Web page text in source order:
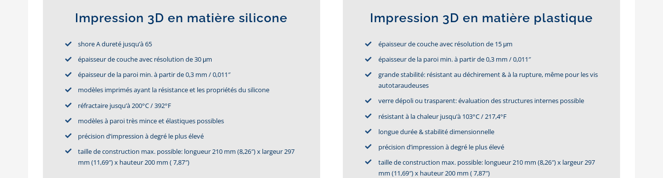
Impression 3D en matière silicone
shore A dureté jusqu’à 65
épaisseur de couche avec résolution de 30 μm
épaisseur de la paroi min. à partir de 0,3 mm / 0,011″
modèles imprimés ayant la résistance et les propriétés du silicone
réfractaire jusqu’à 200°C / 392°F
modèles à paroi très mince et élastiques possibles
précision d’impression à degré le plus élevé
taille de construction max. possible: longueur 210 mm (8,26″) x largeur 297
mm (11,69″) x hauteur 200 mm ( 7,87″)
Impression 3D en matière plastique
épaisseur de couche avec résolution de 15 μm
épaisseur de la paroi min. à partir de 0,3 mm / 0,011″
grande stabilité: résistant au déchirement & à la rupture, même pour les vis
autotaraudeuses
verre dépoli ou trasparent: évaluation des structures internes possible
résistant à la chaleur jusqu’à 103°C / 217,4°F
longue durée & stabilité dimensionnelle
précision d’impression à degré le plus élevé
taille de construction max. possible: longueur 210 mm (8,26″) x largeur 297
mm (11,69″) x hauteur 200 mm ( 7,87″)